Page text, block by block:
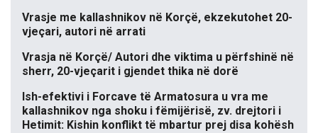
Vrasje me kallashnikov në Korçë, ekzekutohet 20-
vjeçari, autori në arrati
Vrasja në Korçë/ Autori dhe viktima u përfshinë në
sherr, 20-vjeçarit i gjendet thika në dorë
Ish-efektivi i Forcave të Armatosura u vra me
kallashnikov nga shoku i fëmijërisë, zv. drejtori i
Hetimit: Kishin konflikt të mbartur prej disa kohësh